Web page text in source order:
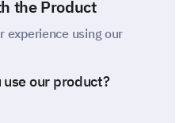
the Product
experience using our
our product?